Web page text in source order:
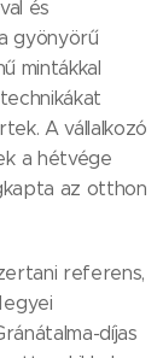
és
gyönyörű
mintákkal
A vállalkozó
a hétvége
az otthon
referens,
díjas